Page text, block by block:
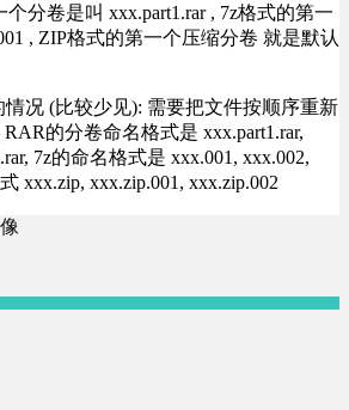
分卷是叫 xxx.part1.rar , 7z格式的第一
, ZIP格式的第一个压缩分卷 就是默认
况 (比较少见): 需要把文件按顺序重新
的分卷命名格式是 xxx.part1.rar,
7z的命名格式是 xxx.001, xxx.002,
xxx.zip, xxx.zip.001, xxx.zip.002